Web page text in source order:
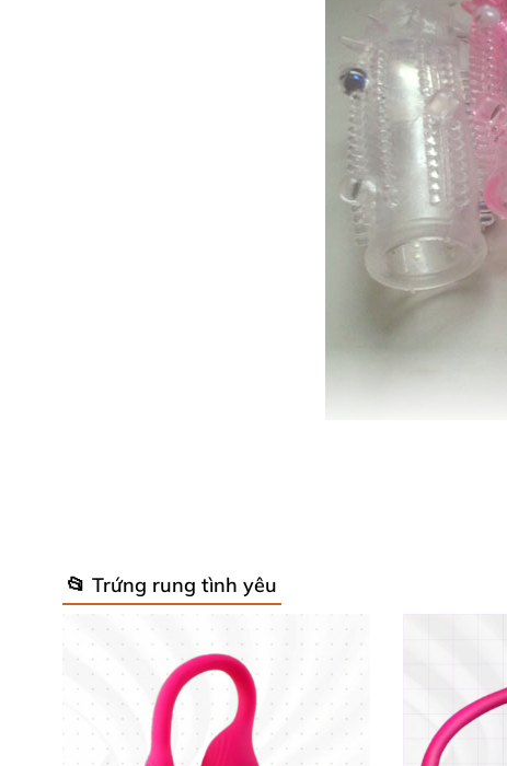
giữa lớp vỏ silicone mềm mại với các gai bi
món “bảo bối” không thể thiếu giúp giải tỏa
Lớp vỏ bao đôn gai silicon có thể tháo rời,
tận hưởng từng khoảnh khắc. Trứng rung
📂 Trứng rung tình yêu